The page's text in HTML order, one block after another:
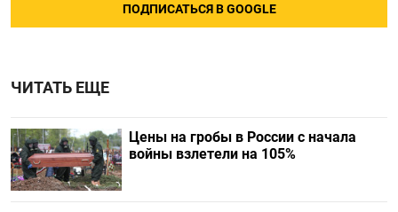
ПОДПИСАТЬСЯ В GOOGLE
ЧИТАТЬ ЕЩЕ
Цены на гробы в России с начала
войны взлетели на 105%